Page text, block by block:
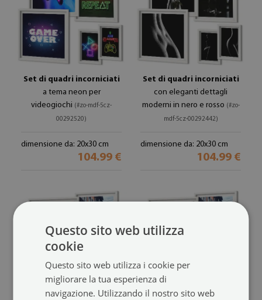
Set di quadri incorniciati
a tema neon per
videogiochi (#zo-mdf-5cz-
00292520)
dimensione da: 20x30 cm
104.99 €
Set di quadri incorniciati
con eleganti dettagli
moderni in nero e rosso (#zo-
mdf-5cz-00292442)
dimensione da: 20x30 cm
104.99 €
Questo sito web utilizza
cookie
Questo sito web utilizza i cookie per
migliorare la tua esperienza di
navigazione. Utilizzando il nostro sito web